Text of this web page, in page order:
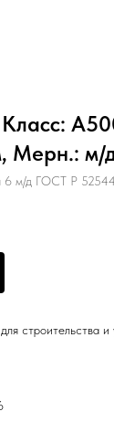
Мерн.:
м/д ГОСТ Р
строительства